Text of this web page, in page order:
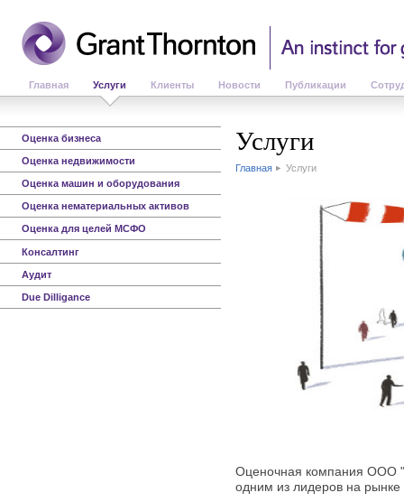
Главная Услуги Клиенты Новости Публикации
Оценка бизнеса
Оценка недвижимости
Оценка машин и оборудования
Оценка нематериальных активов
Оценка для целей МСФО
Консалтинг
Аудит
Due Dilligance
Услуги
Главная Услуги
Оценочная компания ООО
одним из лидеров на рынке